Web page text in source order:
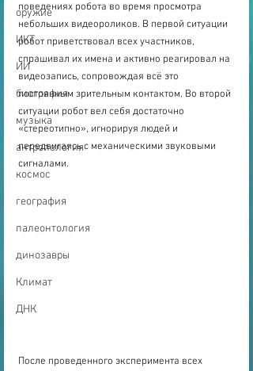
оружие
ИКТ
ИИ
биография
музыка
антропология
космос
география
палеонтология
динозавры
Климат
ДНК
поведениях робота во время просмотра
небольших видеороликов. В первой ситуации
робот приветствовал всех участников,
спрашивал их имена и активно реагировал на
видеозапись, сопровождая всё это
постоянным зрительным контактом. Во второй
ситуации робот вел себя достаточно
«стереотипно», игнорируя людей и
передвигаясь с механическими звуковыми
сигналами.
После проведенного эксперимента всех